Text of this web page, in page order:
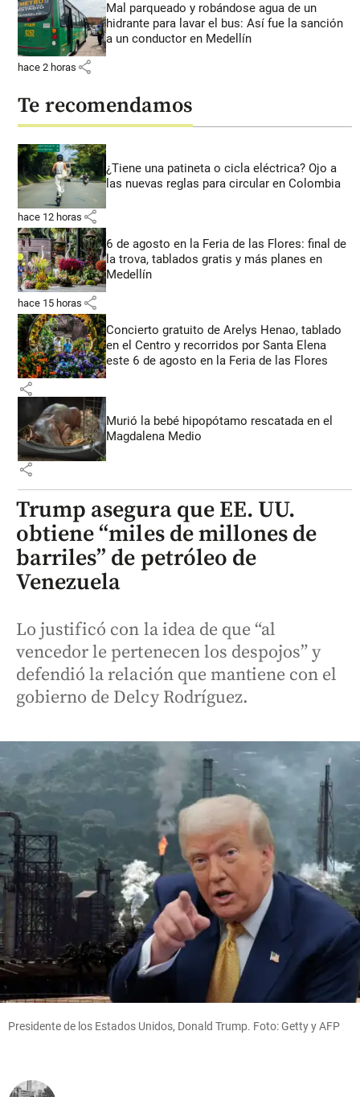
Mal parqueado y robándose agua de un
hidrante para lavar el bus: Así fue la sanción
a un conductor en Medellín
hace 2 horas share
Te recomendamos
¿Tiene una patineta o cicla eléctrica? Ojo a
las nuevas reglas para circular en Colombia
hace 12 horas share
6 de agosto en la Feria de las Flores: final de
la trova, tablados gratis y más planes en
Medellín
hace 15 horas share
Concierto gratuito de Arelys Henao, tablado
en el Centro y recorridos por Santa Elena
este 6 de agosto en la Feria de las Flores
share
Murió la bebé hipopótamo rescatada en el
Magdalena Medio
share
Trump asegura que EE. UU.
obtiene “miles de millones de
barriles” de petróleo de
Venezuela
Lo justificó con la idea de que “al
vencedor le pertenecen los despojos” y
defendió la relación que mantiene con el
gobierno de Delcy Rodríguez.
Presidente de los Estados Unidos, Donald Trump. Foto: Getty y AFP